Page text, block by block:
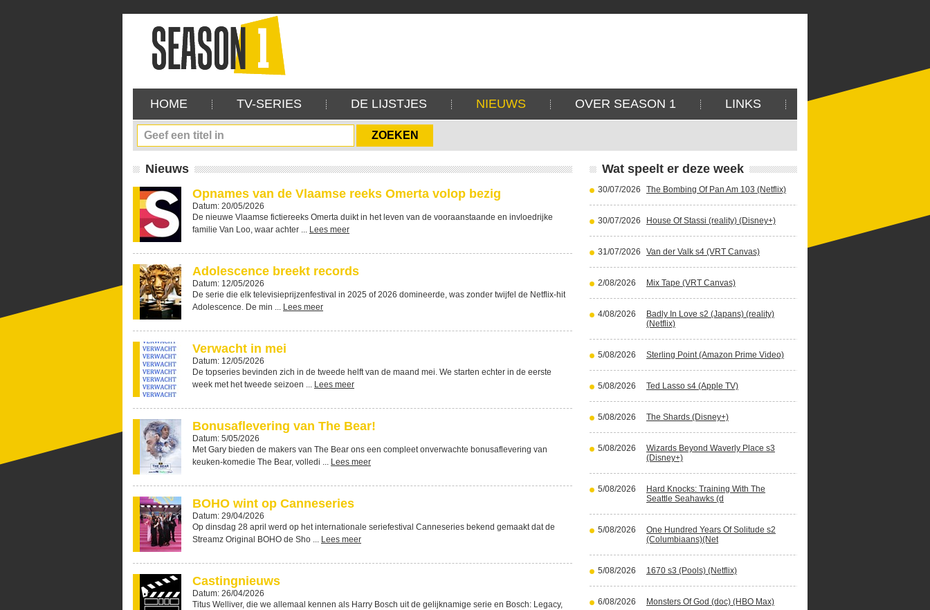
HOME TV-SERIES DE LIJSTJES NIEUWS OVER SEASON 1 LINKS
Nieuws
Opnames van de Vlaamse reeks Omerta volop bezig
Datum: 20/05/2026
De nieuwe Vlaamse fictiereeks Omerta duikt in het leven van de vooraanstaande en invloedrijke
familie Van Loo, waar achter ... Lees meer
Adolescence breekt records
Datum: 12/05/2026
De serie die elk televisieprijzenfestival in 2025 of 2026 domineerde, was zonder twijfel de Netflix-hit
Adolescence. De min ... Lees meer
Verwacht in mei
Datum: 12/05/2026
De topseries bevinden zich in de tweede helft van de maand mei. We starten echter in de eerste
week met het tweede seizoen ... Lees meer
Bonusaflevering van The Bear!
Datum: 5/05/2026
Met Gary bieden de makers van The Bear ons een compleet onverwachte bonusaflevering van
keuken-komedie The Bear, volledi ... Lees meer
BOHO wint op Canneseries
Datum: 29/04/2026
Op dinsdag 28 april werd op het internationale seriefestival Canneseries bekend gemaakt dat de
Streamz Original BOHO de Sho ... Lees meer
Castingnieuws
Datum: 26/04/2026
Titus Welliver, die we allemaal kennen als Harry Bosch uit de gelijknamige serie en Bosch: Legacy,
Wat speelt er deze week
30/07/2026 The Bombing Of Pan Am 103 (Netflix)
30/07/2026 House Of Stassi (reality) (Disney+)
31/07/2026 Van der Valk s4 (VRT Canvas)
2/08/2026 Mix Tape (VRT Canvas)
4/08/2026
Badly In Love s2 (Japans) (reality)
(Netflix)
5/08/2026 Sterling Point (Amazon Prime Video)
5/08/2026 Ted Lasso s4 (Apple TV)
5/08/2026 The Shards (Disney+)
5/08/2026
Wizards Beyond Waverly Place s3
(Disney+)
5/08/2026
Hard Knocks: Training With The
Seattle Seahawks (d
5/08/2026
One Hundred Years Of Solitude s2
(Columbiaans)(Net
5/08/2026 1670 s3 (Pools) (Netflix)
6/08/2026 Monsters Of God (doc) (HBO Max)